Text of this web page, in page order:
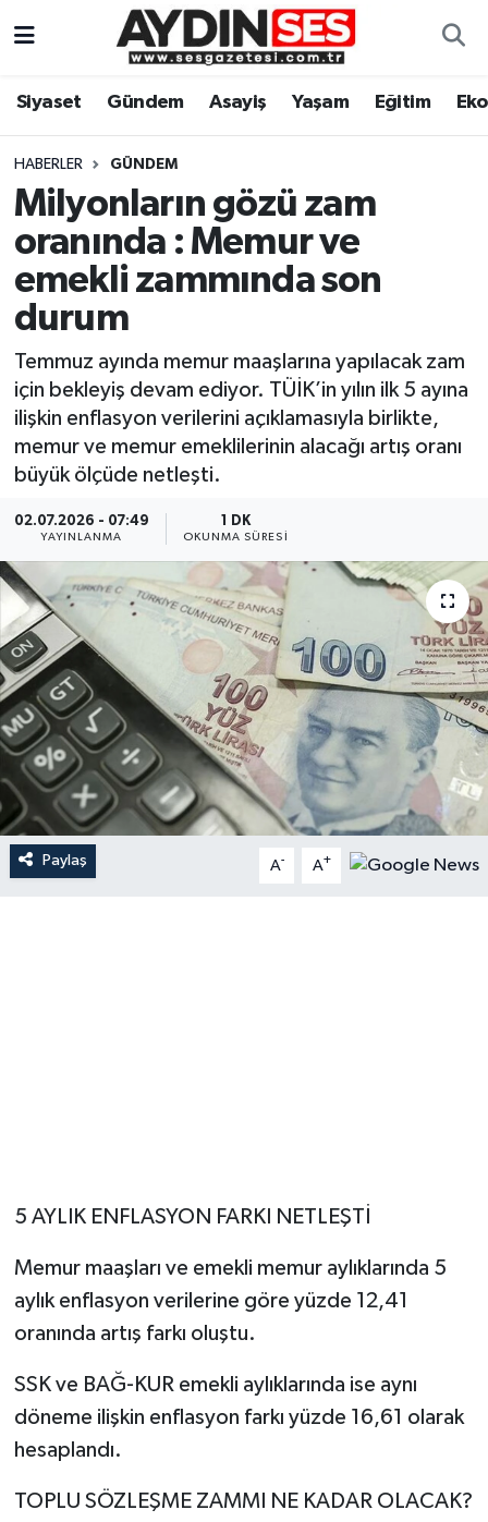
Siyaset Gündem Asayiş Yaşam Eğitim
HABERLER GÜNDEM
Milyonların gözü zam
oranında : Memur ve
emekli zammında son
durum
Temmuz ayında memur maaşlarına yapılacak zam
için bekleyiş devam ediyor. TÜİK’in yılın ilk 5 ayına
ilişkin enflasyon verilerini açıklamasıyla birlikte,
memur ve memur emeklilerinin alacağı artış oranı
büyük ölçüde netleşti.
02.07.2026 - 07:49
YAYINLANMA
1 DK
OKUNMA SÜRESI
Paylaş A- A+
5 AYLIK ENFLASYON FARKI NETLEŞTİ
Memur maaşları ve emekli memur aylıklarında 5
aylık enflasyon verilerine göre yüzde 12,41
oranında artış farkı oluştu.
SSK ve BAĞ-KUR emekli aylıklarında ise aynı
döneme ilişkin enflasyon farkı yüzde 16,61 olarak
hesaplandı.
TOPLU SÖZLEŞME ZAMMI NE KADAR OLACAK?
Gündem
Siyaset
Ekonomi
Eğitim
Kültür Sanat
Spor
Aydın Hava Durumu
Aydin Namaz Vakitleri
Aydın Trafik Yoğunluk Haritası
Tüm Manşetler
Son Dakika Haberleri
Haber Arşivi